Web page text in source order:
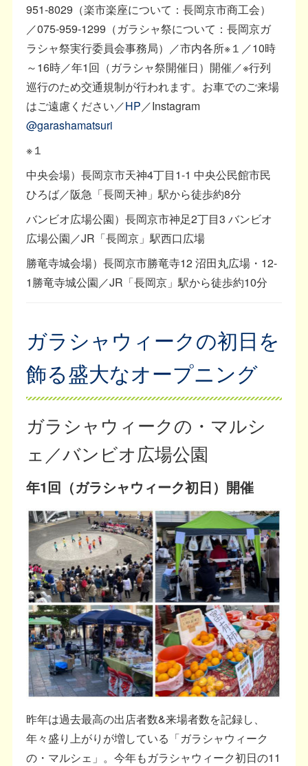
951-8029（楽市楽座について：長岡京市商工会）
／075-959-1299（ガラシャ祭について：長岡京ガ
ラシャ祭実行委員会事務局）／市内各所※１／10時
～16時／年1回（ガラシャ祭開催日）開催／※行列
巡行のため交通規制が行われます。お車でのご来場
はご遠慮ください／HP ／Instagram
@garashamatsuri
※１
中央会場）長岡京市天神4丁目1-1 中央公民館市民
ひろば／阪急「長岡天神」駅から徒歩約8分
バンビオ広場公園）長岡京市神足2丁目3 バンビオ
広場公園／JR「長岡京」駅西口広場
勝竜寺城会場）長岡京市勝竜寺12 沼田丸広場・12-
1勝竜寺城公園／JR「長岡京」駅から徒歩約10分
ガラシャウィークの初日を
飾る盛大なオープニング
ガラシャウィークの・マルシ
ェ／バンビオ広場公園
年1回（ガラシャウィーク初日）開催
昨年は過去最高の出店者数&来場者数を記録し、
年々盛り上がりが増している「ガラシャウィーク
の・マルシェ」。今年もガラシャウィーク初日の11